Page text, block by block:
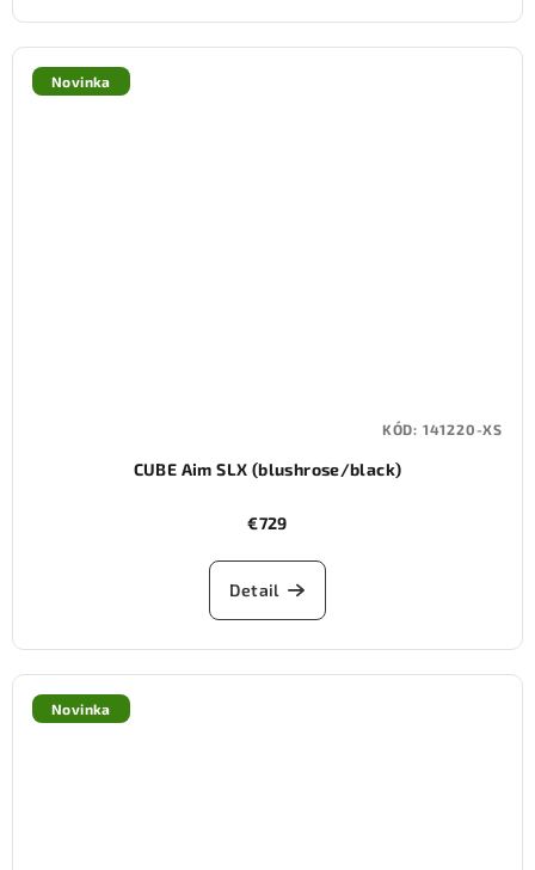
Novinka
CUBE Aim SLX (blushrose/black)
€729
Detail
KÓD: 141220-XS
Novinka